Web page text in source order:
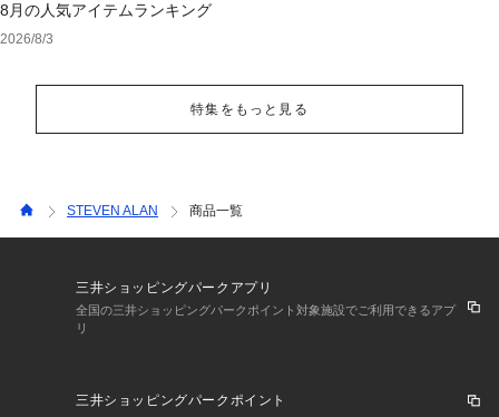
8月の人気アイテムランキング
2026/8/3
特集をもっと見る
STEVEN ALAN 商品一覧
三井ショッピングパークアプリ
全国の三井ショッピングパークポイント対象施設でご利用できるアプ
リ
三井ショッピングパークポイント